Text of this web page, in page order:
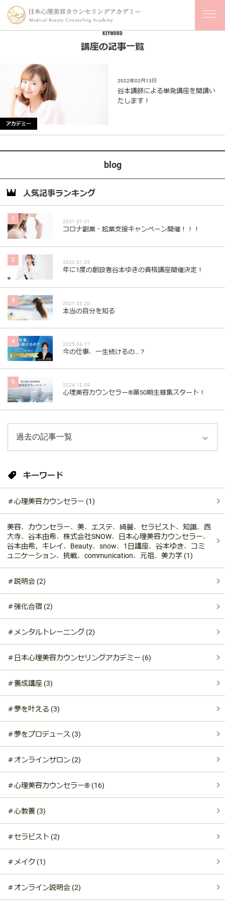
KEYWORD
講座の記事一覧
2022年02月13日
谷本講師による単発講座を開講い
たします！
アカデミー
blog
人気記事ランキング
1 2021.07.31
コロナ副業・起業支援キャンペーン開催！！！
2 2022.01.05
年に1度の創設者谷本ゆきの資格講座開催決定！
3 2021.03.20
本当の自分を知る
4 2025.04.17
今の仕事、一生続けるの…？
5 2024.12.09
心理美容カウンセラー®︎第50期生募集スタート！
キーワード
＃心理美容カウンセラー (1)
美容、カウンセラー、美、エステ、綺麗、セラピスト、知識、西
大寺、谷本由希、株式会社SNOW、日本心理美容カウンセラー、
谷本由希，キレイ、Beauty、snow、1日講座、谷本ゆき、コミ
ュニケーション、挑戦、communication、元祖、美力学 (1)
＃説明会 (2)
＃強化合宿 (2)
＃メンタルトレーニング (2)
＃日本心理美容カウンセリングアカデミー (6)
＃養成講座 (3)
＃夢を叶える (3)
＃夢をプロデュース (3)
＃オンラインサロン (2)
＃心理美容カウンセラー®︎ (16)
＃心教養 (3)
＃セラピスト (2)
＃メイク (1)
＃オンライン説明会 (2)